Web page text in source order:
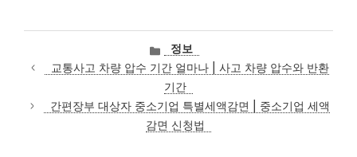
카
테
고
리
정보
교통사고 차량 압수 기간 얼마나 | 사고 차량 압수와 반환
기간
간편장부 대상자 중소기업 특별세액감면 | 중소기업 세액
감면 신청법